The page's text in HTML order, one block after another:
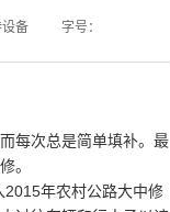
备 字号：
每次总是简单填补。最
。
年农村公路大中修